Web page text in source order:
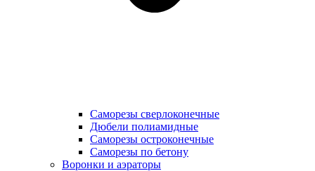
Саморезы сверлоконечные
Дюбели полиамидные
Саморезы остроконечные
Саморезы по бетону
Воронки и аэраторы